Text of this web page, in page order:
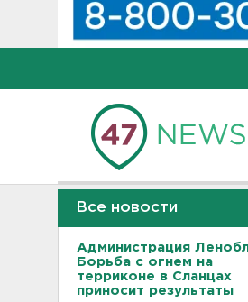
Все новости
Администрация
Борьба с огнем на
терриконе в Сланцах
приносит результаты